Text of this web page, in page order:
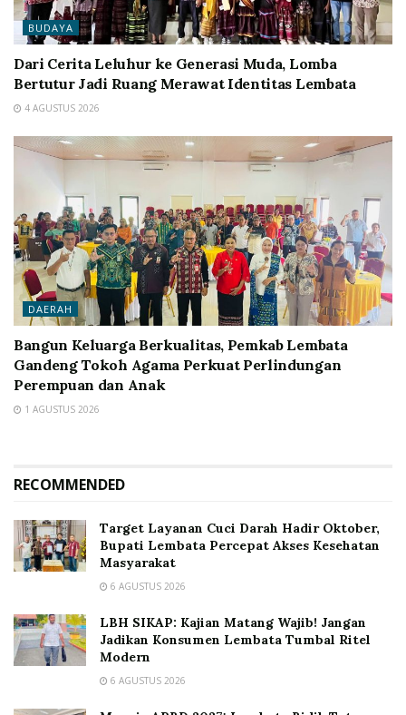
BUDAYA
Dari Cerita Leluhur ke Generasi Muda, Lomba
Bertutur Jadi Ruang Merawat Identitas Lembata
4 AGUSTUS 2026
DAERAH
Bangun Keluarga Berkualitas, Pemkab Lembata
Gandeng Tokoh Agama Perkuat Perlindungan
Perempuan dan Anak
1 AGUSTUS 2026
RECOMMENDED
Target Layanan Cuci Darah Hadir Oktober,
Bupati Lembata Percepat Akses Kesehatan
Masyarakat
6 AGUSTUS 2026
LBH SIKAP: Kajian Matang Wajib! Jangan
Jadikan Konsumen Lembata Tumbal Ritel
Modern
6 AGUSTUS 2026